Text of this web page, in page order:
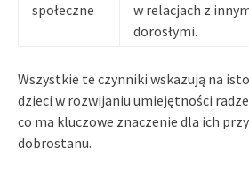
społeczne
w relacjach z
dorosłymi.
Wszystkie te czynniki wskazują na
dzieci w rozwijaniu umiejętności
co ma kluczowe znaczenie dla ich
dobrostanu.